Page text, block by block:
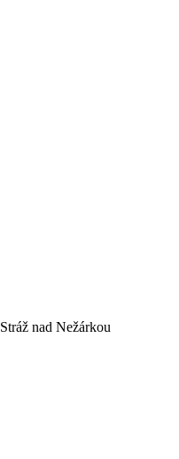
nad Nežárkou